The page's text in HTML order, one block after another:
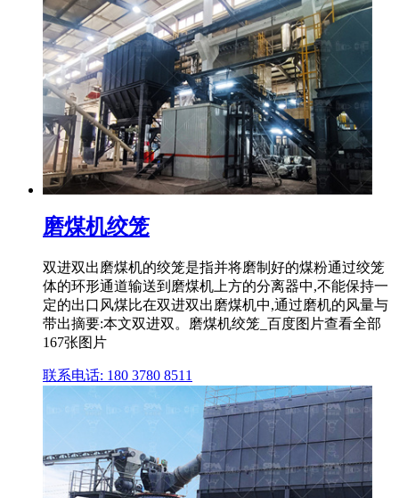
磨煤机绞笼
双进双出磨煤机的绞笼是指并将磨制好的煤粉通过绞笼
体的环形通道输送到磨煤机上方的分离器中,不能保持一
定的出口风煤比在双进双出磨煤机中,通过磨机的风量与
带出摘要:本文双进双。磨煤机绞笼_百度图片查看全部
167张图片
联系电话: 180 3780 8511